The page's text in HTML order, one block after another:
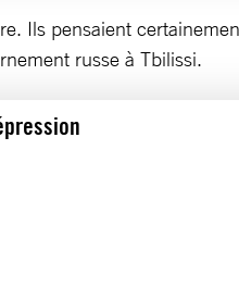
Ils pensaient
russe à Tbilissi.